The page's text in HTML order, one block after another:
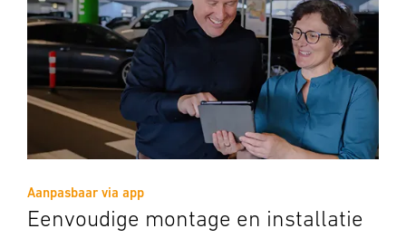
Aanpasbaar via app
Eenvoudige montage en installatie